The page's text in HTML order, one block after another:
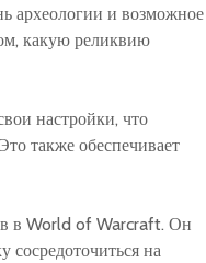
археологии и возможное
какую реликвию
настройки, что
также обеспечивает
в World of Warcraft. Он
сосредоточиться на